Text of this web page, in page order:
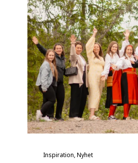
Inspiration, Nyhet